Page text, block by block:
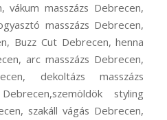
vákum masszázs Debrecen,
masszázs Debrecen,
Buzz Cut Debrecen, henna
arc masszázs Debrecen,
dekoltázs masszázs
styling
szakáll vágás Debrecen,